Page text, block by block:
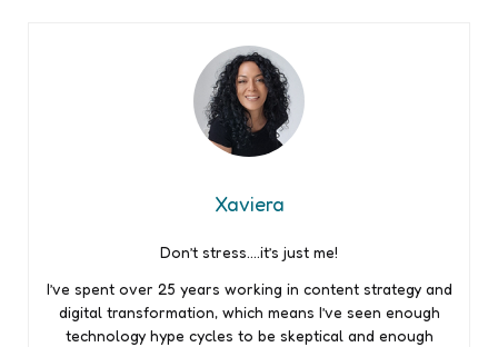
Xaviera
Don’t stress….it’s just me!
I’ve spent over 25 years working in content strategy and
digital transformation, which means I’ve seen enough
technology hype cycles to be skeptical and enough